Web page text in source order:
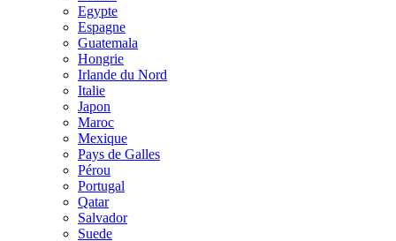
Egypte
Espagne
Guatemala
Hongrie
Irlande du Nord
Italie
Japon
Maroc
Mexique
Pays de Galles
Pérou
Portugal
Qatar
Salvador
Suede